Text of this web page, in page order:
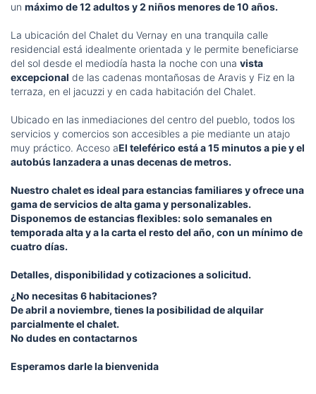
un máximo de 12 adultos y 2 niños menores de 10 años.
La ubicación del Chalet du Vernay en una tranquila calle
residencial está idealmente orientada y le permite beneficiarse
del sol desde el mediodía hasta la noche con una vista
excepcional de las cadenas montañosas de Aravis y Fiz en la
terraza, en el jacuzzi y en cada habitación del Chalet.
Ubicado en las inmediaciones del centro del pueblo, todos los
servicios y comercios son accesibles a pie mediante un atajo
muy práctico. Acceso aEl teleférico está a 15 minutos a pie y el
autobús lanzadera a unas decenas de metros.
Nuestro chalet es ideal para estancias familiares y ofrece una
gama de servicios de alta gama y personalizables.
Disponemos de estancias flexibles: solo semanales en
temporada alta y a la carta el resto del año, con un mínimo de
cuatro días.
Detalles, disponibilidad y cotizaciones a solicitud.
¿No necesitas 6 habitaciones?
De abril a noviembre, tienes la posibilidad de alquilar
parcialmente el chalet.
No dudes en contactarnos
Esperamos darle la bienvenida